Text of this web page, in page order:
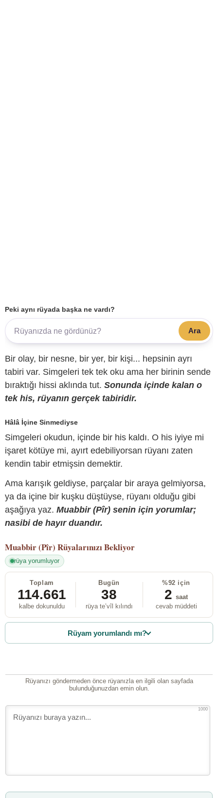
Peki aynı rüyada başka ne vardı?
Ara
Bir olay, bir nesne, bir yer, bir kişi... hepsinin ayrı
tabiri var. Simgeleri tek tek oku ama her birinin sende
bıraktığı hissi aklında tut. Sonunda içinde kalan o
tek his, rüyanın gerçek tabiridir.
Hâlâ İçine Sinmediyse
Simgeleri okudun, içinde bir his kaldı. O his iyiye mi
işaret kötüye mi, ayırt edebiliyorsan rüyanı zaten
kendin tabir etmişsin demektir.
Ama karışık geldiyse, parçalar bir araya gelmiyorsa,
ya da içine bir kuşku düştüyse, rüyanı olduğu gibi
aşağıya yaz. Muabbir (Pîr) senin için yorumlar;
nasibi de hayır duandır.
Muabbir (Pîr) Rüyalarınızı Bekliyor
rüya yorumluyor
Toplam
114.661
kalbe dokunuldu
Bugün
38
rüya te’vîl kılındı
%92 için
2 saat
cevab müddeti
Rüyam yorumlandı mı?
Rüyanızı göndermeden önce rüyanızla en ilgili olan sayfada
bulunduğunuzdan emin olun.
1000